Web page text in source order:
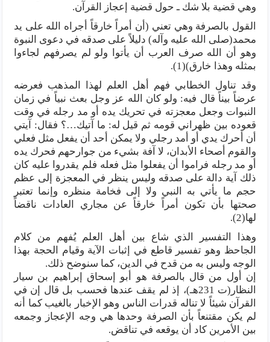
وهي قضية بلا شك ـ حول قضية إعجاز القرآن.
القول بالصرفة وهي تعني (أن أمراً خارقاً أجراه الله على يد
محمد(صلى الله عليه وآله) دليلاً على صدقه في دعوى النبوة
وهو أن الله صرف العرب أن يأتوا ولو لم يصرفهم لجاءوا
بمثله وهذا خارق)(1).
وقد تناول الخطابي فهم أهل العلم لهذا المذهب فعرضه
عرضاً بيناً قال فيه: ولو كان الله عز وجل بعث نبياً في زمان
النبوات وجعل معجزته في تحريك يده أو مد رجله في وقت
قعوده بين ظهراني قومه ثم قيل له: ما آتيك…؟ فقال: آيتي
أن أحرك يدي أو أمد رجلي ولا يمكن أحد أن يفعل مثل فعلي
والقوم أصحاء الأبدان، لا آفة بشيء من جوارحهم فحرك يده
أو مد رجله فراموا أن يفعلوا مثل فعله فلم يقدروا عليه كان
ذلك آية دالة على صدقه وليس ينظر في المعجزة إلى عظم
حجم ما يأتي به النبي ولا إلى فخامة منظره وإنما تعتبر
صحتها بأن تكون أمراً خارقاً عن مجاري العادات ناقضاً
لها(2).
وهذا التفسير الذي شاع بين أهل العلم يُفهم من كلام
الجاحظ وهو تفسير قاطع في إثبات الآية وقيام الحجة بهذا
الوجه وليس به من قدح في الدين، كما سنوضح ذلك.
إن أول من قال بالصرفة هو أبو إسحاق إبراهيم بن سيار
النظار(ت 231هـ)، إذ لم يقف عندها فحسب بل قال إن في
القرآن شيئاً لا تناله قدرات الناس وهو الإخبار بالغيب كما أنه
لم يكن مقتنعاً بأن الصرفة وحدها هي وجه الإعجاز وجمعه
بين الأمرين كاد أن يوقعه في تناقض.